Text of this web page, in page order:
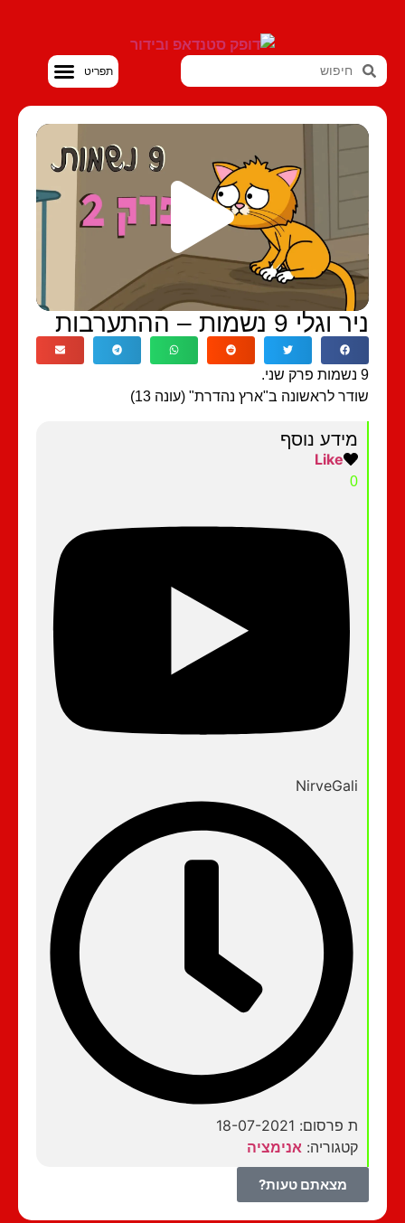
9 נשמות – ההתערבות
לראשונה ב"ארץ נהדרת" (עונה 13)
מידע נוסף
NirveGali
ת פרסום: 18-07-2021
קטגוריה:אנימציה
מצאתם טעות?